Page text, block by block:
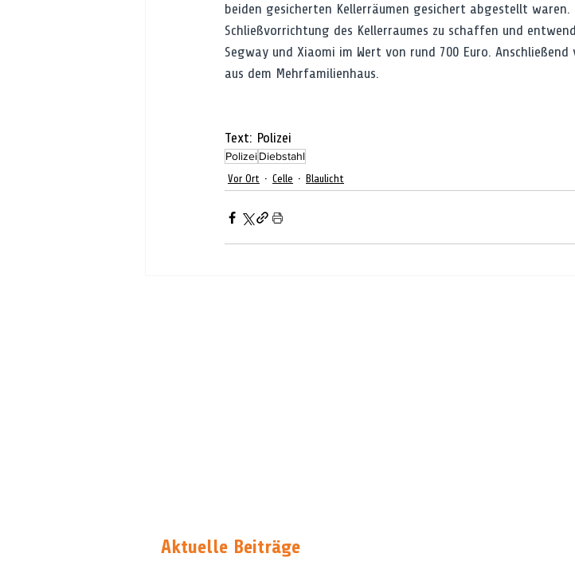
beiden gesicherten Kellerräumen gesichert abgestellt
Schließvorrichtung des Kellerraumes zu schaffen und
Segway und Xiaomi im Wert von rund 700 Euro.
aus dem Mehrfamilienhaus.
Text: Polizei
PolizeiDiebstahl
Vor Ort Celle Blaulicht
Aktuelle Beiträge